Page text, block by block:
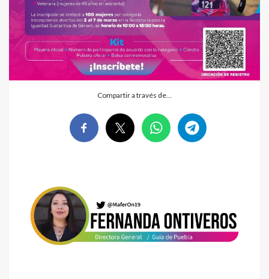
Compartir a través de…